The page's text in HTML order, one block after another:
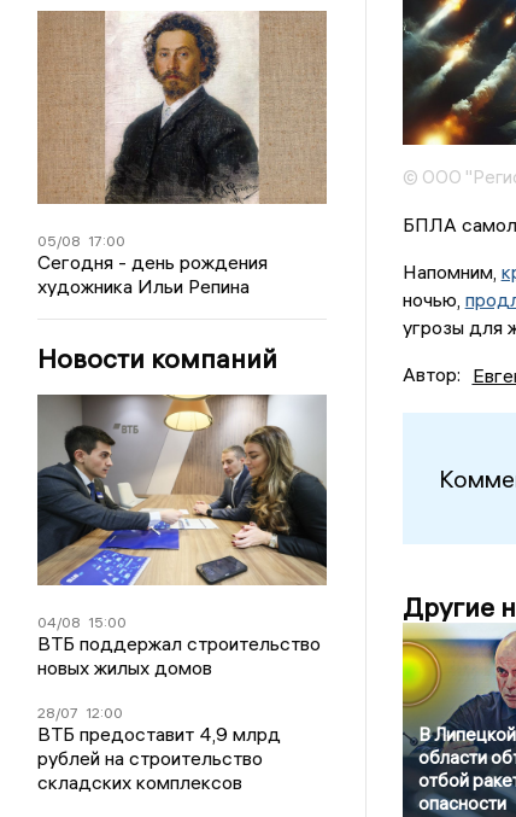
05/08 17:00
Сегодня - день рождения
художника Ильи Репина
Новости компаний
04/08 15:00
ВТБ поддержал строительство
новых жилых домов
28/07 12:00
ВТБ предоставит 4,9 млрд
рублей на строительство
складских комплексов
© ООО
БПЛА
Напомним,
ночью,
угрозы для
Автор:
Другие
В Липецкой
области
отбой
опасности